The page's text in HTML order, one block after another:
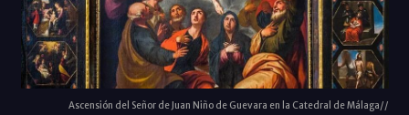
Ascensión del Señor de Juan Niño de Guevara en la Catedral de Málaga//